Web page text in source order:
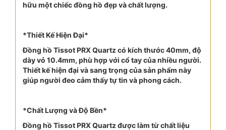
hữu một chiếc đồng hồ đẹp và chất lượng.
*Thiết Kế Hiện Đại*
Đồng hồ Tissot PRX Quartz có kích thước 40mm, độ
dày vỏ 10.4mm, phù hợp với cổ tay của nhiều người.
Thiết kế hiện đại và sang trọng của sản phẩm này
giúp người đeo cảm thấy tự tin và phong cách.
*Chất Lượng và Độ Bền*
Đồng hồ Tissot PRX Quartz được làm từ chất liệu